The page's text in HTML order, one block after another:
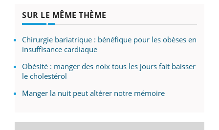
SUR LE MÊME THÈME
Chirurgie bariatrique : bénéfique pour les obèses en
insuffisance cardiaque
Obésité : manger des noix tous les jours fait baisser
le cholestérol
Manger la nuit peut altérer notre mémoire